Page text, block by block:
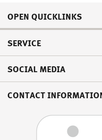
OPEN QUICKLINKS
SERVICE
SOCIAL MEDIA
CONTACT